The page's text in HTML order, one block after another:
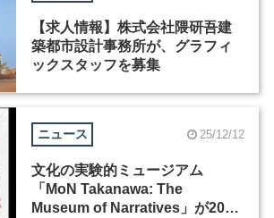
【求人情報】株式会社隈研吾建
築都市設計事務所が、グラフィ
ックスタッフを募集
ニュース 25/12/12
文化の実験的ミュージアム
「MoN Takanawa: The
Museum of Narratives」が2026